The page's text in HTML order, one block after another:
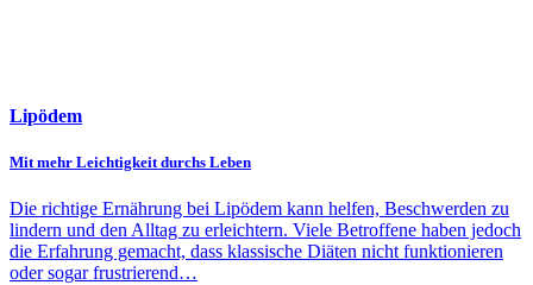
Lipödem
Mit mehr Leichtigkeit durchs Leben
Die richtige Ernährung bei Lipödem kann helfen, Beschwerden zu
lindern und den Alltag zu erleichtern. Viele Betroffene haben jedoch
die Erfahrung gemacht, dass klassische Diäten nicht funktionieren
oder sogar frustrierend…